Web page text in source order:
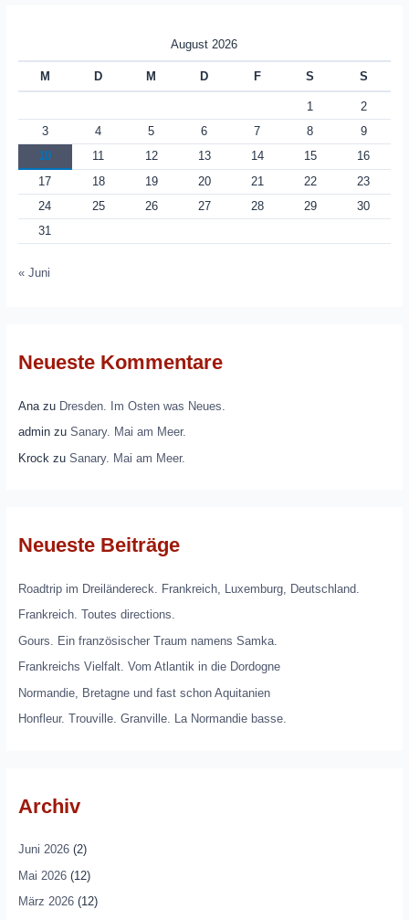
August 2026
M D M D F S S
1
2
3
4 5 6 7 8
9
10
11 12 13 14 15
16
17
18 19 20 21 22
23
24
25 26 27 28 29
30
31
« Juni
Neueste Kommentare
Anazu Dresden. Im Osten was Neues.
adminzu Sanary. Mai am Meer.
Krock zu Sanary. Mai am Meer.
Neueste Beiträge
Roadtrip im Dreiländereck. Frankreich, Luxemburg, Deutschland.
Frankreich. Toutes directions.
Gours. Ein französischer Traum namens Samka.
Frankreichs Vielfalt. Vom Atlantik in die Dordogne
Normandie, Bretagne und fast schon Aquitanien
Honfleur. Trouville. Granville. La Normandie basse.
Archiv
Juni 2026(2)
Mai 2026(12)
März 2026(12)